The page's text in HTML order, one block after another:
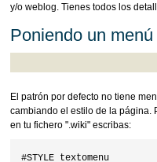
y/o weblog. Tienes todos los
Poniendo un
El patrón por defecto no tiene
cambiando el estilo de la página.
en tu fichero ".wiki" escribas: